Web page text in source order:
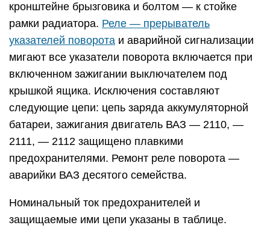
кронштейне брызговика и болтом — к стойке
рамки радиатора. Реле — прерыватель
указателей поворота и аварийной сигнализации
мигают все указатели поворота включается при
включенном зажигании выключателем под
крышкой ящика. Исключения составляют
следующие цепи: цепь заряда аккумуляторной
батареи, зажигания двигатель ВАЗ — 2110, —
2111, — 2112 защищено плавкими
предохранителями. Ремонт реле поворота —
аварийки ВАЗ десятого семейства.
Номинальный ток предохранителей и
защищаемые ими цепи указаны в таблице.